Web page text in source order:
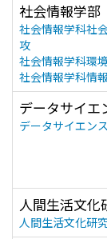
社会情報学部
社会情報学科社
攻
社会情報学科環
社会情報学科情
データサイエ
データサイエン
人間生活文化
人間生活文化研